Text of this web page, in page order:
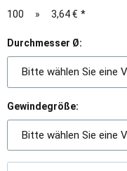
100
» 3,64 € *
Durchmesser Ø:
Bitte wählen Sie eine
Gewindegröße:
Bitte wählen Sie eine